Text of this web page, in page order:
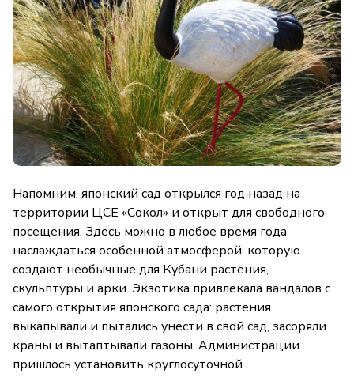
Напомним, японский сад открылся год назад на
территории ЦСЕ «Сокол» и открыт для свободного
посещения. Здесь можно в любое время года
наслаждаться особенной атмосферой, которую
создают необычные для Кубани растения,
скульптуры и арки. Экзотика привлекала вандалов с
самого открытия японского сада: растения
выкапывали и пытались унести в свой сад, засоряли
краны и вытаптывали газоны. Администрации
пришлось установить круглосуточной